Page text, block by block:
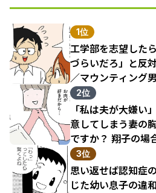
1位
工学部を志望した
づらいだろ」と反
／マウンティング
結果（1）
2位
「私は夫が大嫌い
意してしまう妻の
ですか？ 翔子の場
3位
思い返せば認知症
じた幼い息子の違